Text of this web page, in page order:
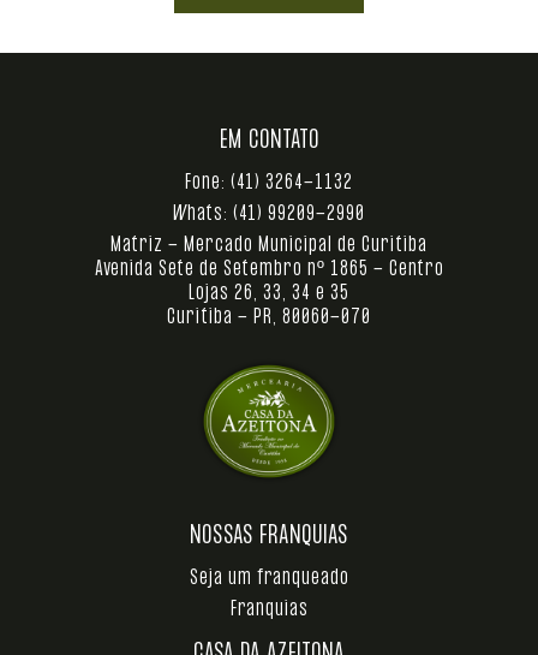
NOSSAS FRANQUIAS
Seja um franqueado
Franquias
EM CONTATO
Fone: (41) 3264-1132
Whats: (41) 99209-2990
Matriz - Mercado Municipal de Curitiba
Avenida Sete de Setembro nº 1865 - Centro
Lojas 26, 33, 34 e 35
Curitiba - PR, 80060-070